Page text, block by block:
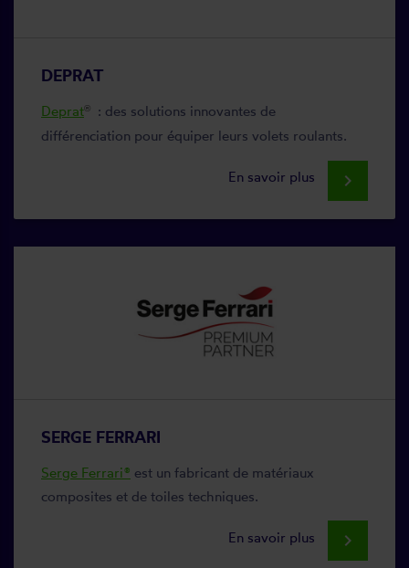
DEPRAT
Deprat®
: des solutions innovantes de
différenciation pour équiper leurs volets roulants.
En savoir plus keyboard_arrow_right
SERGE FERRARI
Serge Ferrari® est un fabricant de matériaux
composites et de toiles techniques.
En savoir plus keyboard_arrow_right